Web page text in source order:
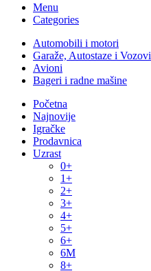
Menu
Categories
Automobili i motori
Garaže, Autostaze i Vozovi
Avioni
Bageri i radne mašine
Početna
Najnovije
Igračke
Prodavnica
Uzrast
0+
1+
2+
3+
4+
5+
6+
6M
8+